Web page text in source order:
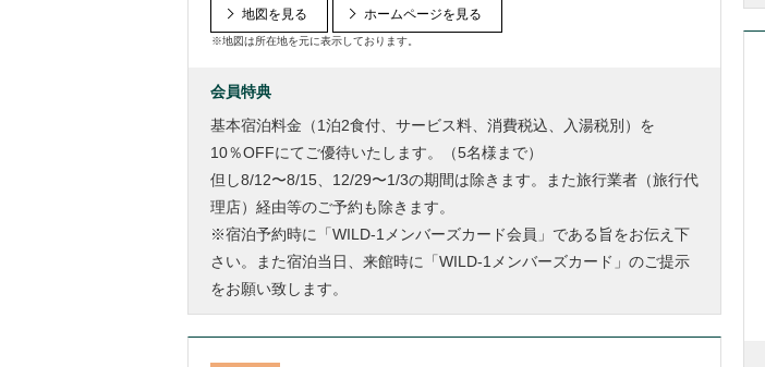
地図を見る
※地図は所在地を元に表示しております。
ホームページを見る
会員特典
基本宿泊料金（1泊2食付、サービス料、消費税込、入湯税別）を
10％OFFにてご優待いたします。（5名様まで）
但し8/12〜8/15、12/29〜1/3の期間は除きます。また旅行業者（旅行代
理店）経由等のご予約も除きます。
※宿泊予約時に「WILD-1メンバーズカード会員」である旨をお伝え下
さい。また宿泊当日、来館時に「WILD-1メンバーズカード」のご提示
をお願い致します。